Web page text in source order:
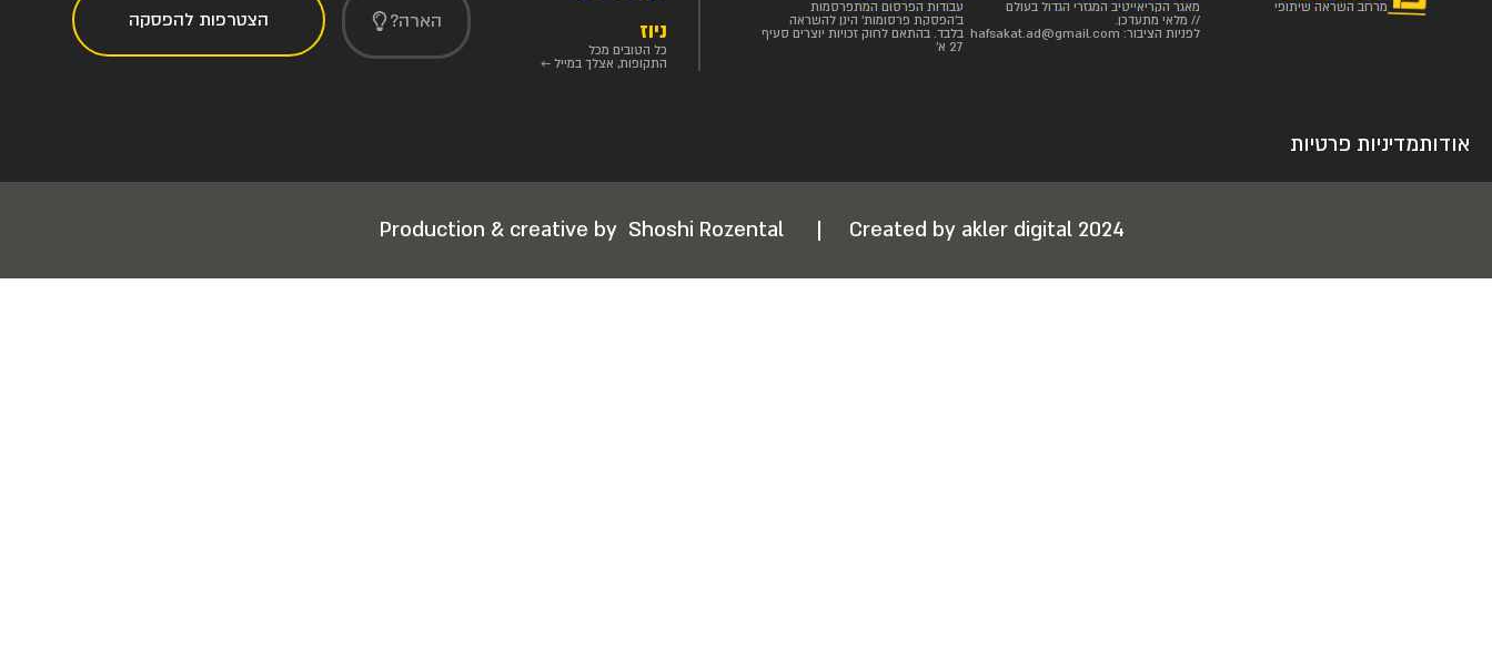
מרחב השראה שיתופי
מאגר הקריאייטיב המגזרי הגדול בעולם
// מלאי מתעדכן.
לפניות הציבור: hafsakat.ad@gmail.com
עבודות הפרסום המתפרסמות
ב'הפסקת פרסומות' הינן להשראה
בלבד. בהתאם לחוק זכויות יוצרים סעיף
27 א'
ניוז
כל הטובים מכל
התקופות, אצלך במייל ←
הארה? הצטרפות להפסקה
אודותמדיניות פרטיות
Production & creative by Shoshi Rozental | Created by akler digital 2024